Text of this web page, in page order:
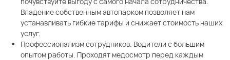
Владение собственным автопарком позволяет нам
устанавливать гибкие тарифы и снижает стоимость наших
услуг.
Профессионализм сотрудников. Водители с большим
опытом работы. Проходят медосмотр перед каждым